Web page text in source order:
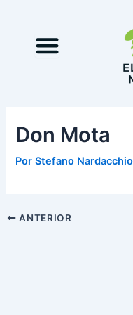
contenido
Don Mota
PorStefano
entradas
ANTERIOR